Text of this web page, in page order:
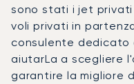
sono stati i jet privati
voli privati in
consulente dedicato
aiutarLa a scegliere
garantire la migliore